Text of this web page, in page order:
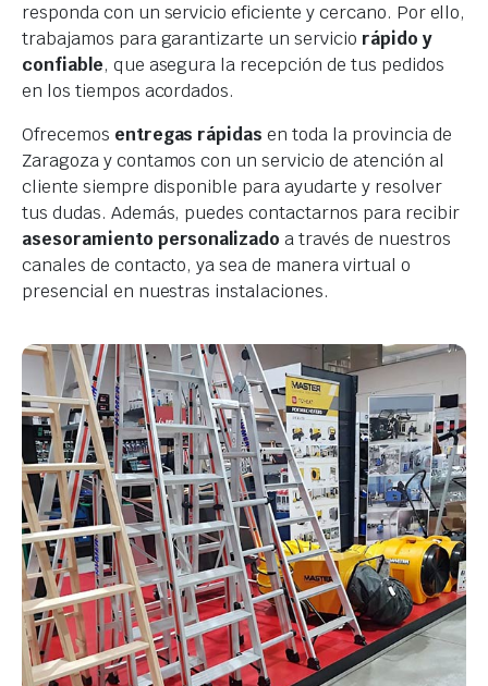
responda con un servicio eficiente y cercano. Por ello,
trabajamos para garantizarte un servicio rápido y
confiable, que asegura la recepción de tus pedidos
en los tiempos acordados.
Ofrecemos entregas rápidas en toda la provincia de
Zaragoza y contamos con un servicio de atención al
cliente siempre disponible para ayudarte y resolver
tus dudas. Además, puedes contactarnos para recibir
asesoramiento personalizado a través de nuestros
canales de contacto, ya sea de manera virtual o
presencial en nuestras instalaciones.